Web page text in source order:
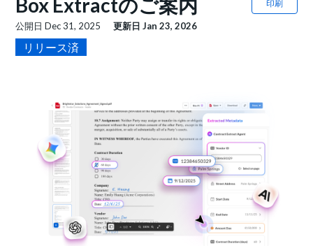
印刷
Box Extractのご案内
公開日Dec 31, 2025 更新日Jan 23, 2026
リリース済